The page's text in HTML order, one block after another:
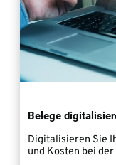
Belege
Digitalisieren Sie
und Kosten bei